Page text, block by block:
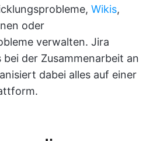
Wikis,
oder
verwalten. Jira
der Zusammenarbeit an
dabei alles auf einer